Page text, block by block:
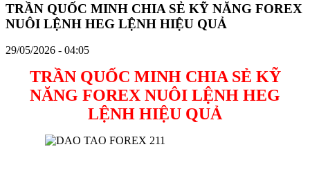
TRẦN QUỐC MINH CHIA SẺ KỸ NĂNG FOREX
NUÔI LỆNH HEG LỆNH HIỆU QUẢ
29/05/2026 - 04:05
TRẦN QUỐC MINH CHIA SẺ KỸ
NĂNG FOREX NUÔI LỆNH HEG
LỆNH HIỆU QUẢ